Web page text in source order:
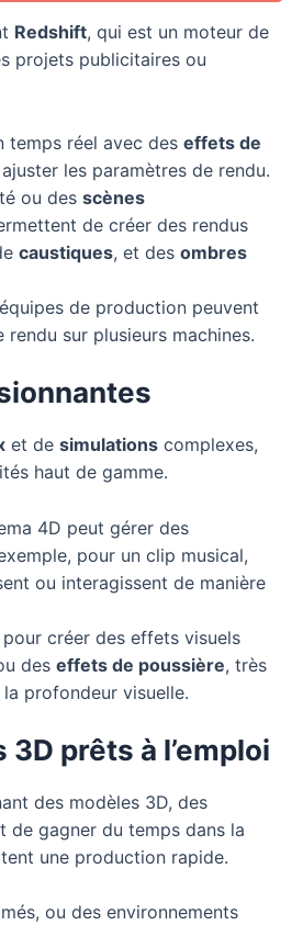
Redshift, qui est un moteur de
projets publicitaires ou
temps réel avec des effets de
les paramètres de rendu.
ou des scènes
de créer des rendus
caustiques, et des ombres
de production peuvent
sur plusieurs machines.
et de simulations complexes,
haut de gamme.
4D peut gérer des
pour un clip musical,
ou interagissent de manière
créer des effets visuels
des effets de poussière, très
profondeur visuelle.
prêts à l’emploi
des modèles 3D, des
de gagner du temps dans la
une production rapide.
ou des environnements